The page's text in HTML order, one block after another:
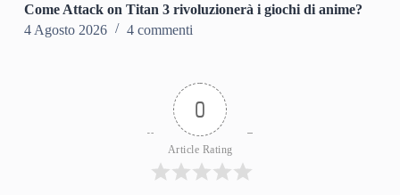
Come Attack on Titan 3 rivoluzionerà i giochi di anime?
4 Agosto 2026
4 commenti
0
Article Rating